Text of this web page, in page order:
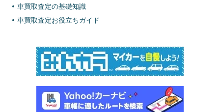
車買取査定の基礎知識
車買取査定お役立ちガイド